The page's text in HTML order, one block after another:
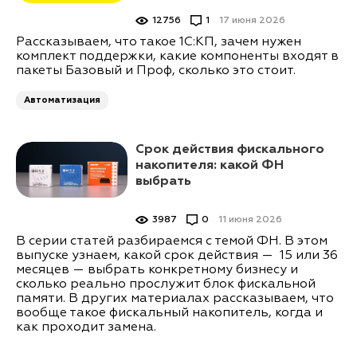
17 июня 2026
12756 1
Рассказываем, что такое 1С:КП, зачем нужен
комплект поддержки, какие компоненты входят в
пакеты Базовый и Проф, сколько это стоит.
Автоматизация
Срок действия фискального
накопителя: какой ФН
выбрать
11 июня 2026
3987 0
В серии статей разбираемся с темой ФН. В этом
выпуске узнаем, какой срок действия — 15 или 36
месяцев — выбрать конкретному бизнесу и
сколько реально прослужит блок фискальной
памяти. В других материалах рассказываем, что
вообще такое фискальный накопитель, когда и
как проходит замена.